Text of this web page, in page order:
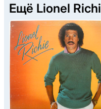
Ещё Lionel